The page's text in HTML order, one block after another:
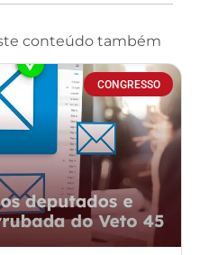
conteúdo também
CONGRESSO